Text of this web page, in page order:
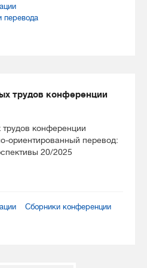
перевода
трудов конференции
конференции
ориентированный перевод:
20/2025
Сборники конференции